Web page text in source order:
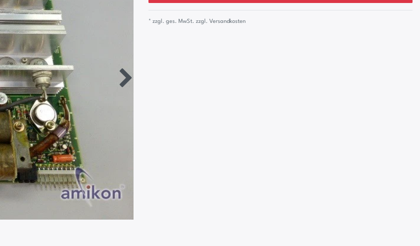
* zzgl. ges. MwSt. zzgl. Versandkosten